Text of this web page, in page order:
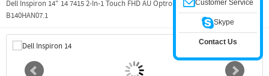
Dell Inspiron 14" 14 7415 2-In-1 Touch FHD AU Optronics LCD-Bildschirm
B140HAN07.1
Customer Service
Skype
Contact Us